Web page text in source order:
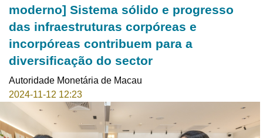
moderno] Sistema sólido e progresso
das infraestruturas corpóreas e
incorpóreas contribuem para a
diversificação do sector
Autoridade Monetária de Macau
2024-11-12 12:23